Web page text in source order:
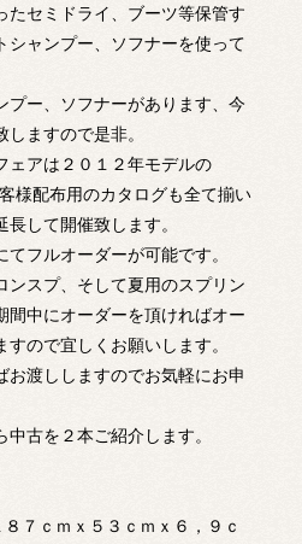
たセミドライ、ブーツ等保管す
シャンプー、ソフナーを使って
プー、ソフナーがあります、今
ますので是非。
ェアは２０１２年モデルの
様配布用のカタログも全て揃い
して開催致します。
フルオーダーが可能です。
ンスプ、そして夏用のスプリン
間中にオーダーを頂ければオー
ので宜しくお願いします。
お渡ししますのでお気軽にお申
古を２本ご紹介します。
ｃｍｘ５３ｃｍｘ６，９ｃ